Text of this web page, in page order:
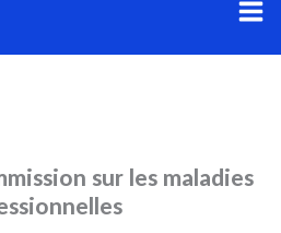
sur les maladies